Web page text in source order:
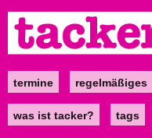
zum
Inhalt
Maintermine regelmäßiges
was ist tacker? tags